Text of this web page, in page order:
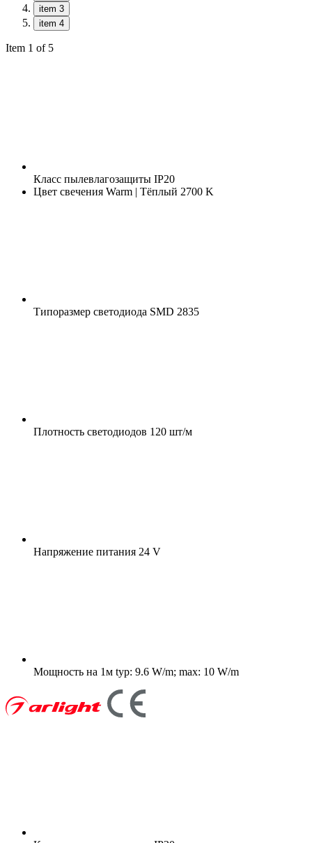
item 3
item 4
Item 1 of 5
Класс пылевлагозащиты IP20
Цвет свечения Warm | Тёплый 2700 K
Типоразмер светодиода SMD 2835
Плотность светодиодов 120 шт/м
Напряжение питания 24 V
Мощность на 1м typ: 9.6 W/m; max: 10 W/m